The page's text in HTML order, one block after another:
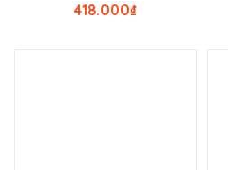
₫
418.000